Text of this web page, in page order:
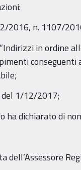
2016, n. 1107/
in ordine
del 1/12/2017;
ha dichiarato di
dell’Assessore